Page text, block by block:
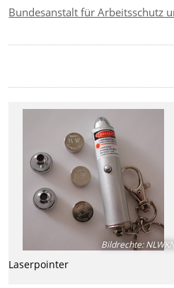
Bundesanstalt für Arbeitsschutz
Bildrechte:
Laserpointer